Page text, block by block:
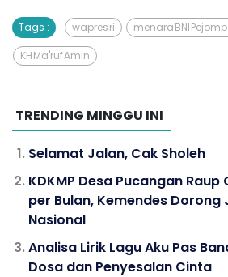
Tags : wapres ri menara BNI
KH Ma'ruf Amin
TRENDING MINGGU INI
Selamat Jalan, Cak Sholeh
KDKMP Desa Pucangan Raup
per Bulan, Kemendes
Nasional
Analisa Lirik Lagu Aku Pas
Dosa dan Penyesalan Cinta